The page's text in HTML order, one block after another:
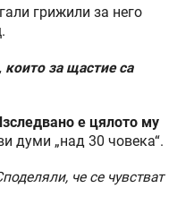
грижили за него
за щастие са
е цялото му
думи „над 30 човека“.
че се чувстват